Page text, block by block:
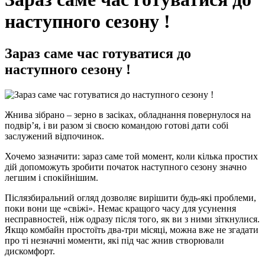
наступного сезону !
Зараз саме час готуватися до
наступного сезону !
Жнива зібрано – зерно в засіках, обладнання повернулося на
подвір’я, і ви разом зі своєю командою готові дати собі
заслужений відпочинок.
Хочемо зазначити: зараз саме той момент, коли кілька простих
дій допоможуть зробити початок наступного сезону значно
легшим і спокійнішим.
Післязбиральний огляд дозволяє вирішити будь-які проблеми,
поки вони ще «свіжі». Немає кращого часу для усунення
несправностей, ніж одразу після того, як ви з ними зіткнулися.
Якщо комбайн простоїть два-три місяці, можна вже не згадати
про ті незначні моменти, які під час жнив створювали
дискомфорт.